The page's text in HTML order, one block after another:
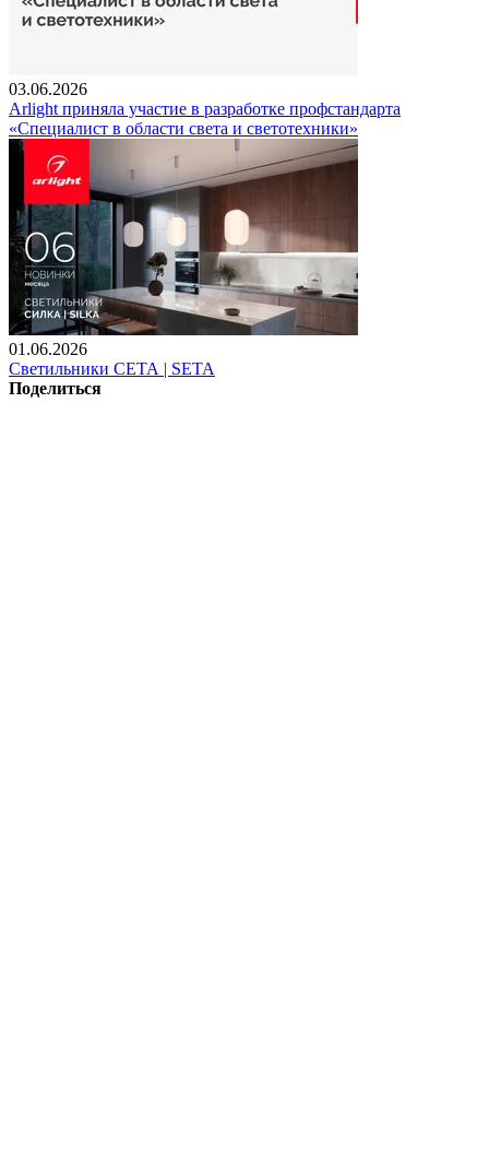
03.06.2026
Arlight приняла участие в разработке профстандарта
«Специалист в области света и светотехники»
01.06.2026
Светильники СЕТА | SETA
Поделиться